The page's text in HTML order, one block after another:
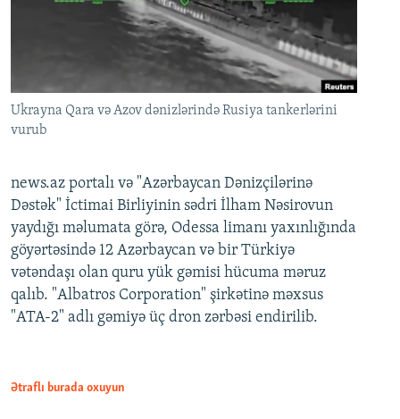
Ukrayna Qara və Azov dənizlərində Rusiya tankerlərini
vurub
news.az portalı və "Azərbaycan Dənizçilərinə
Dəstək" İctimai Birliyinin sədri İlham Nəsirovun
yaydığı məlumata görə, Odessa limanı yaxınlığında
göyərtəsində 12 Azərbaycan və bir Türkiyə
vətəndaşı olan quru yük gəmisi hücuma məruz
qalıb. "Albatros Corporation" şirkətinə məxsus
"ATA-2" adlı gəmiyə üç dron zərbəsi endirilib.
Ətraflı burada oxuyun